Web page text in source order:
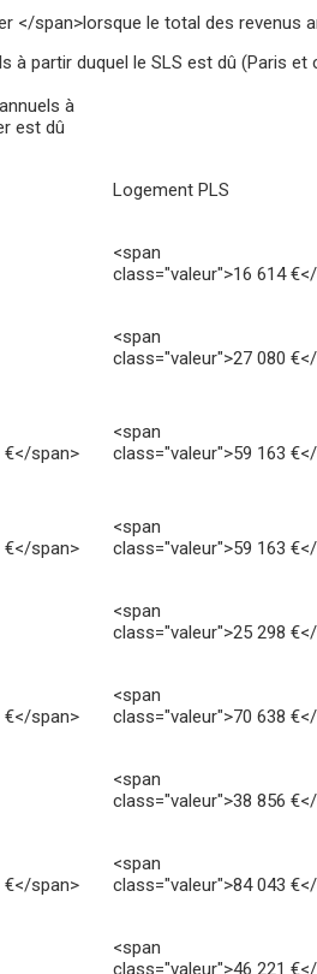
</span>lorsque le total des
à partir duquel le SLS est dû (Paris
à
est dû
Logement PLS
<span
class="valeur">16 614
<span
class="valeur">27 080
€</span>
<span
class="valeur">59 163
€</span>
<span
class="valeur">59 163
<span
class="valeur">25 298
€</span>
<span
class="valeur">70 638
<span
class="valeur">38 856
€</span>
<span
class="valeur">84 043
<span
class="valeur">46 221